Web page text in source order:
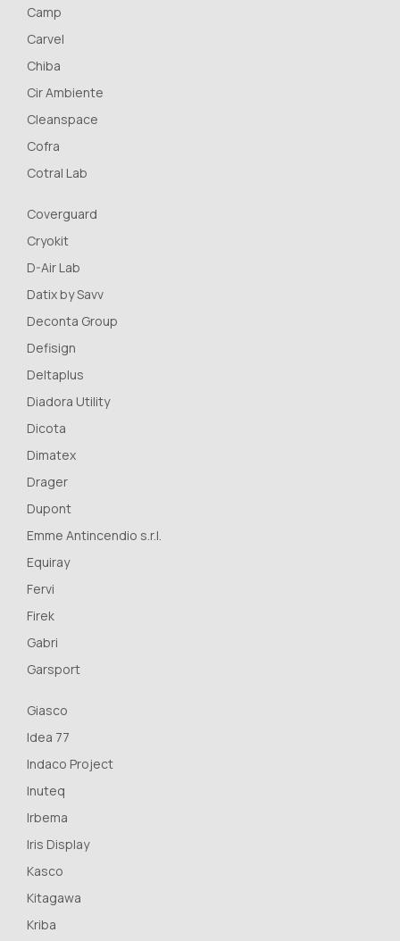
Camp
Carvel
Chiba
Cir Ambiente
Cleanspace
Cofra
Cotral Lab
Coverguard
Cryokit
D-Air Lab
Datix by Savv
Deconta Group
Defisign
Deltaplus
Diadora Utility
Dicota
Dimatex
Drager
Dupont
Emme Antincendio s.r.l.
Equiray
Fervi
Firek
Gabri
Garsport
Giasco
Idea 77
Indaco Project
Inuteq
Irbema
Iris Display
Kasco
Kitagawa
Kriba